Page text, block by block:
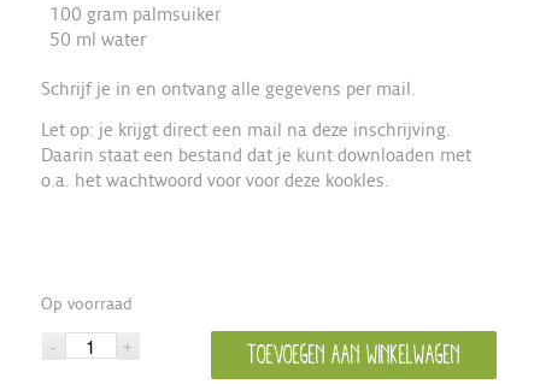
100 gram palmsuiker
50 ml water
Schrijf je in en ontvang alle gegevens per mail.
Let op: je krijgt direct een mail na deze inschrijving.
Daarin staat een bestand dat je kunt downloaden met
o.a. het wachtwoord voor voor deze kookles.
Op voorraad
Toevoegen aan winkelwagen